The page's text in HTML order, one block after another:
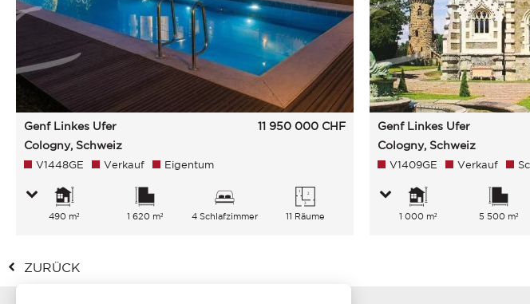
Genf Linkes Ufer
Cologny, Schweiz
11 950 000 CHF
V1448GE Verkauf Eigentum
490 m² 1 620 m² 4 Schlafzimmer 11 Räume
Genf Linkes Ufer
Cologny, Schweiz
V1409GE Verkauf
1 000 m² 5 500 m²
ZURÜCK